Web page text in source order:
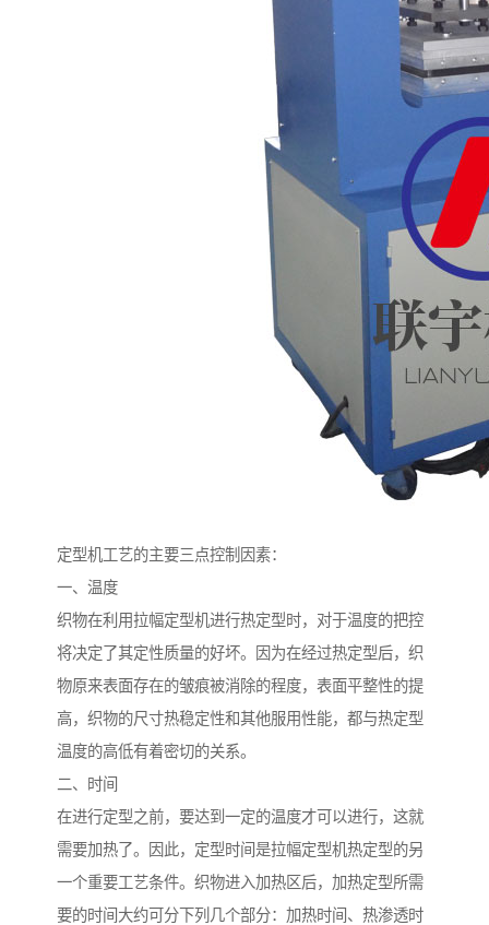
定型机工艺的主要三点控制因素：
一、温度
织物在利用拉幅定型机进行热定型时，对于温度的把控
将决定了其定性质量的好坏。因为在经过热定型后，织
物原来表面存在的皱痕被消除的程度，表面平整性的提
高，织物的尺寸热稳定性和其他服用性能，都与热定型
温度的高低有着密切的关系。
二、时间
在进行定型之前，要达到一定的温度才可以进行，这就
需要加热了。因此，定型时间是拉幅定型机热定型的另
一个重要工艺条件。织物进入加热区后，加热定型所需
要的时间大约可分下列几个部分：加热时间、热渗透时